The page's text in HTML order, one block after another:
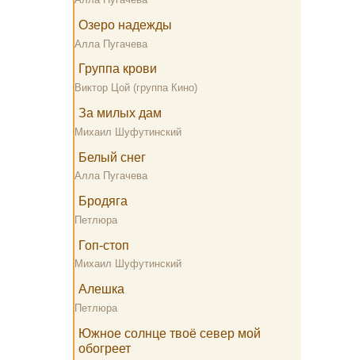
Озеро надежды
Алла Пугачева
Группа крови
Виктор Цой (группа Кино)
За милых дам
Михаил Шуфутинский
Белый снег
Алла Пугачева
Бродяга
Петлюра
Гоп-стоп
Михаил Шуфутинский
Алешка
Петлюра
Южное солнце твоё север мой
обогреет